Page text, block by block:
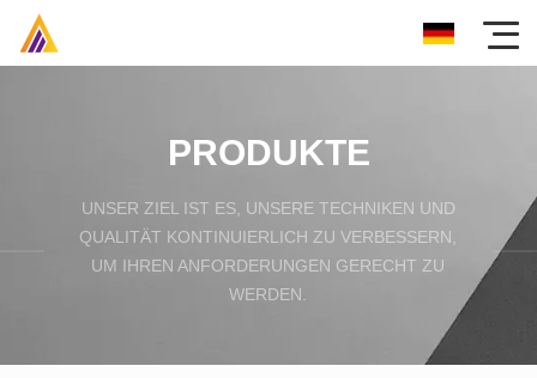
PRODUKTE
UNSER ZIEL IST ES, UNSERE TECHNIKEN UND
QUALITÄT KONTINUIERLICH ZU VERBESSERN,
UM IHREN ANFORDERUNGEN GERECHT ZU
WERDEN.